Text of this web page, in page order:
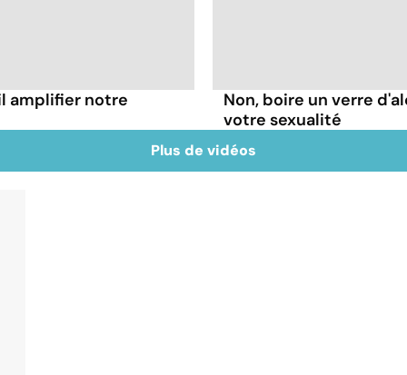
amplifier notre
Non, boire un verre
votre sexualité
Plus de vidéos